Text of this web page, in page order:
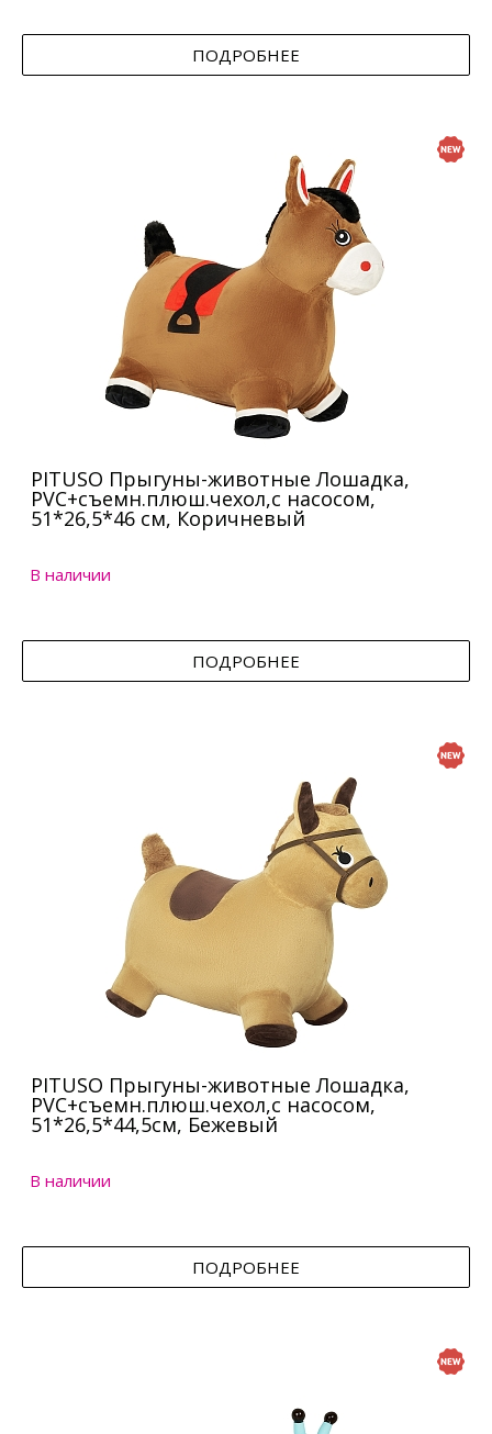
ПОДРОБНЕЕ
PITUSO Прыгуны-животные Лошадка,
PVC+съемн.плюш.чехол,с насосом,
51*26,5*46 см, Коричневый
В наличии
ПОДРОБНЕЕ
PITUSO Прыгуны-животные Лошадка,
PVC+съемн.плюш.чехол,с насосом,
51*26,5*44,5см, Бежевый
В наличии
ПОДРОБНЕЕ